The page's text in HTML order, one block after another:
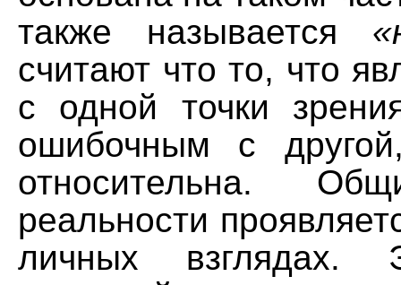
также называется
считают что то, что
с одной точки
ошибочным с
относительна.
реальности
личных взглядах.